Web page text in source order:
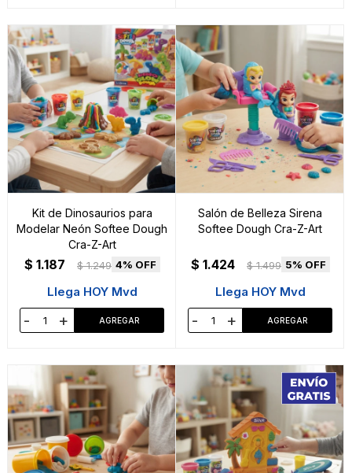
Kit de Dinosaurios para
Modelar Neón Softee Dough
Cra-Z-Art
$ 1.187 $ 1.249 4
Llega HOY Mvd
- +
Salón de Belleza Sirena
Softee Dough Cra-Z-Art
$ 1.424 $ 1.499 5
Llega HOY Mvd
- +